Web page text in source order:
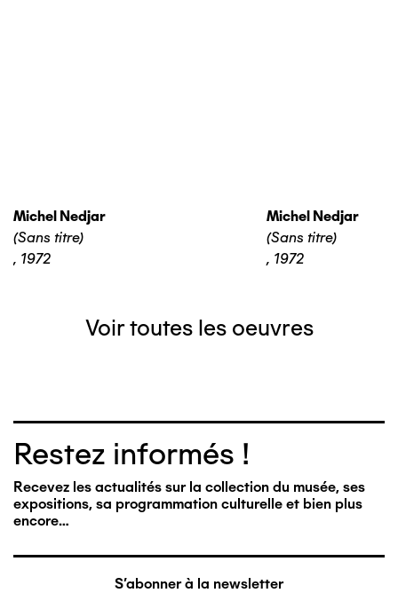
Michel Nedjar
(Sans titre)
, 1972
Michel Nedjar
(Sans titre)
, 1972
Voir toutes les oeuvres
Restez informés !
Recevez les actualités sur la collection du musée, ses
expositions, sa programmation culturelle et bien plus
encore…
S'abonner à la newsletter